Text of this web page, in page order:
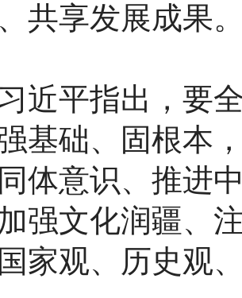
共享发展成果
平指出，要全
基础、固根本
体意识、推进
强文化润疆、
家观、历史观